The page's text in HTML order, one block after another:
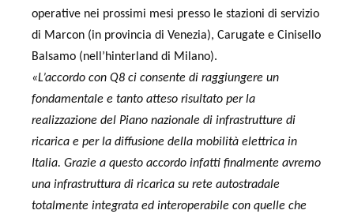
operative nei prossimi mesi presso le stazioni di servizio
di Marcon (in provincia di Venezia), Carugate e Cinisello
Balsamo (nell’hinterland di Milano).
«L’accordo con Q8 ci consente di raggiungere un
fondamentale e tanto atteso risultato per la
realizzazione del Piano nazionale di infrastrutture di
ricarica e per la diffusione della mobilità elettrica in
Italia. Grazie a questo accordo infatti finalmente avremo
una infrastruttura di ricarica su rete autostradale
totalmente integrata ed interoperabile con quelle che